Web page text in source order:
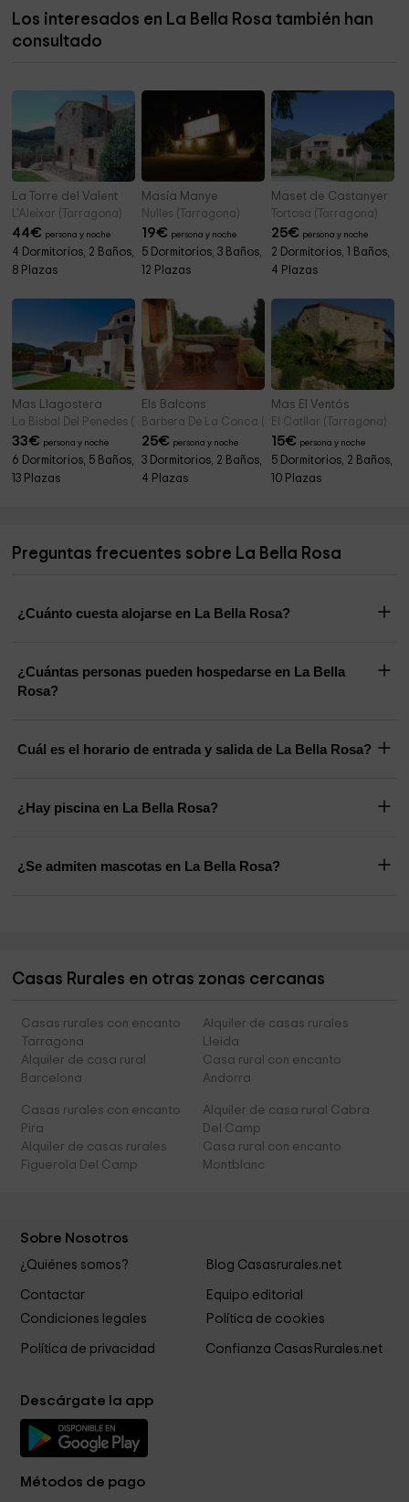
Cementerio 4,5 km
Los interesados en La Bella Rosa también han
consultado
La Torre del Valent
L'Aleixar (Tarragona)
44€ persona y noche
4 Dormitorios, 2 Baños,
8 Plazas
Masía Manye
Nulles (Tarragona)
19€ persona y noche
5 Dormitorios, 3 Baños,
12 Plazas
Maset de Castanyer
Tortosa (Tarragona)
25€ persona y noche
2 Dormitorios, 1 Baños,
4 Plazas
Mas Llagostera
La Bisbal Del Penedes (Tarragona)
33€ persona y noche
6 Dormitorios, 5 Baños,
13 Plazas
Els Balcons
Barbera De La Conca (Tarragona)
25€ persona y noche
3 Dormitorios, 2 Baños,
4 Plazas
Mas El Ventós
El Catllar (Tarragona)
15€ persona y noche
5 Dormitorios, 2 Baños,
10 Plazas
Preguntas frecuentes sobre La Bella Rosa
¿Cuánto cuesta alojarse en La Bella Rosa?
¿Cuántas personas pueden hospedarse en La Bella
Rosa?
Cuál es el horario de entrada y salida de La Bella Rosa?
¿Hay piscina en La Bella Rosa?
¿Se admiten mascotas en La Bella Rosa?
Casas Rurales en otras zonas cercanas
Casas rurales con encanto
Tarragona
Alquiler de casas rurales
Lleida
Alquiler de casa rural
Barcelona
Casa rural con encanto
Andorra
Casas rurales con encanto
Pira
Alquiler de casa rural Cabra
Del Camp
Alquiler de casas rurales
Figuerola Del Camp
Casa rural con encanto
Montblanc
Sobre Nosotros
¿Quiénes somos? Blog Casasrurales.net
Contactar
Equipo editorial
Condiciones legales
Política de cookies
Política de privacidad Confianza CasasRurales.net
Descárgate la app
Métodos de pago